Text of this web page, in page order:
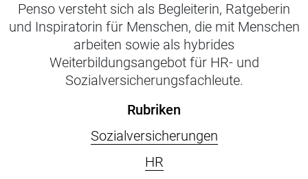
Penso versteht sich als Begleiterin, Ratgeberin
und Inspiratorin für Menschen, die mit Menschen
arbeiten sowie als hybrides
Weiterbildungsangebot für HR- und
Sozialversicherungsfachleute.
Rubriken
Sozialversicherungen
HR